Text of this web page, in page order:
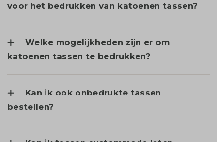
voor het bedrukken van katoenen tassen?
Welke mogelijkheden zijn er om
katoenen tassen te bedrukken?
Kan ik ook onbedrukte tassen
bestellen?